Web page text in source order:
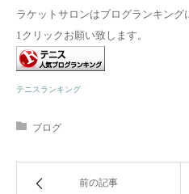
ラケットサロンはブログランキング
1クリックお願い致します。
テニスランキング
ブログ
前の記事